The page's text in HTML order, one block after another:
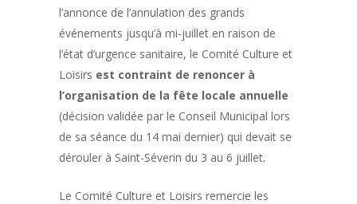
l’annonce de l’annulation des grands
événements jusqu’à mi-juillet en raison de
l’état d’urgence sanitaire, le Comité Culture et
Loisirs est contraint de renoncer à
l’organisation de la fête locale annuelle
(décision validée par le Conseil Municipal lors
de sa séance du 14 mai dernier) qui devait se
dérouler à Saint-Séverin du 3 au 6 juillet.
Le Comité Culture et Loisirs remercie les